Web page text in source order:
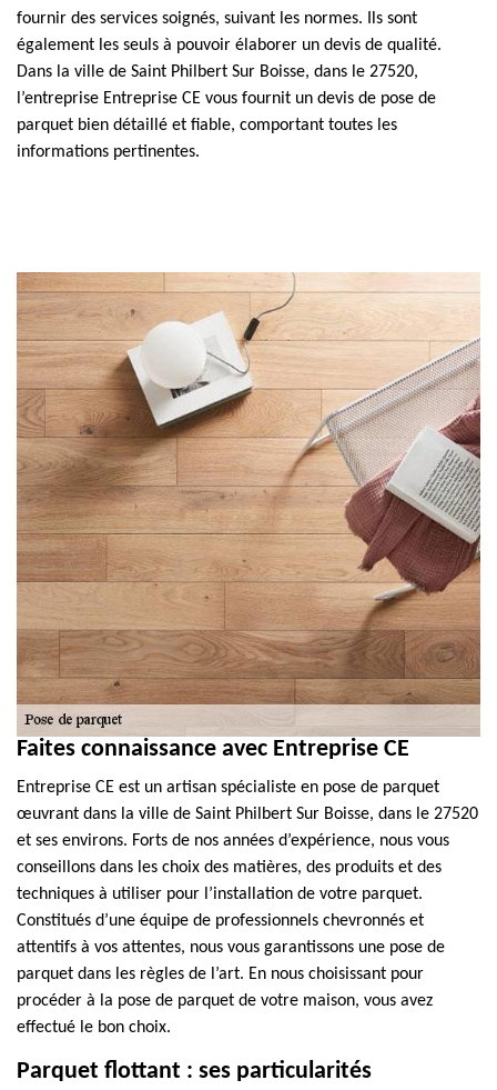
fournir des services soignés, suivant les normes. Ils sont
également les seuls à pouvoir élaborer un devis de qualité.
Dans la ville de Saint Philbert Sur Boisse, dans le 27520,
l’entreprise Entreprise CE vous fournit un devis de pose de
parquet bien détaillé et fiable, comportant toutes les
informations pertinentes.
Faites connaissance avec Entreprise CE
Entreprise CE est un artisan spécialiste en pose de parquet
œuvrant dans la ville de Saint Philbert Sur Boisse, dans le 27520
et ses environs. Forts de nos années d’expérience, nous vous
conseillons dans les choix des matières, des produits et des
techniques à utiliser pour l’installation de votre parquet.
Constitués d’une équipe de professionnels chevronnés et
attentifs à vos attentes, nous vous garantissons une pose de
parquet dans les règles de l’art. En nous choisissant pour
procéder à la pose de parquet de votre maison, vous avez
effectué le bon choix.
Parquet flottant : ses particularités